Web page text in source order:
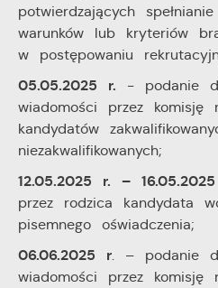
potwierdzających
warunków lub kryteriów
w postępowaniu
05.05.2025 r. - podanie
wiadomości przez komisję
kandydatów
niezakwalifikowanych;
12.05.2025 r. –
przez rodzica kandydata
pisemnego oświadczenia;
06.06.2025 r. – podanie
wiadomości przez komisję